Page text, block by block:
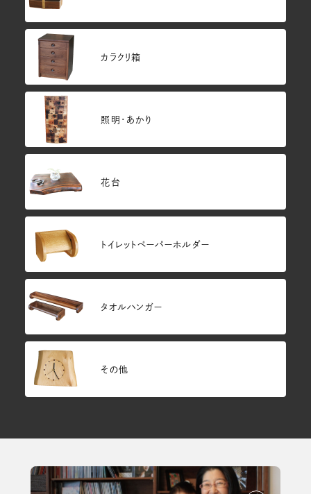
カラクリ箱
照明・あかり
花台
トイレットペーパーホルダー
タオルハンガー
その他